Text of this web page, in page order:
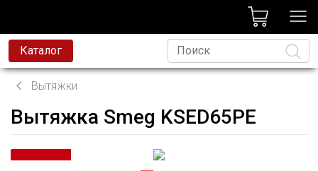
Каталог
Вытяжки
Вытяжка Smeg KSED65PE